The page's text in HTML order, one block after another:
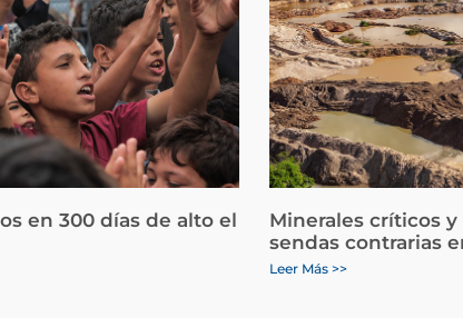
en 300 días de alto el
Minerales críticos
sendas contrarias
Leer Más >>